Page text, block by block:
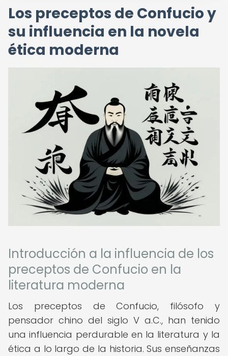
Los preceptos de Confucio y
su influencia en la novela
ética moderna
Introducción a la influencia de los
preceptos de Confucio en la
literatura moderna
Los preceptos de Confucio, filósofo y
pensador chino del siglo V a.C., han tenido
una influencia perdurable en la literatura y la
ética a lo largo de la historia. Sus enseñanzas